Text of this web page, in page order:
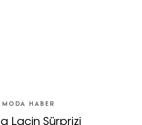
MODA HABER
Laçin Sürprizi